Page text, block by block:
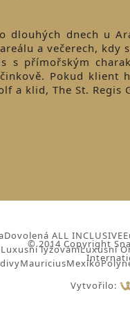
dlouhých dnech u
a večerech,
s přímořským
Pokud
a klid, The St. Regis
Dovolená ALL INCLUSIVE
Luxusní lyžováníLuxusní
MauriciusMexiko
© 2014 Copyright
Vytvořilo: